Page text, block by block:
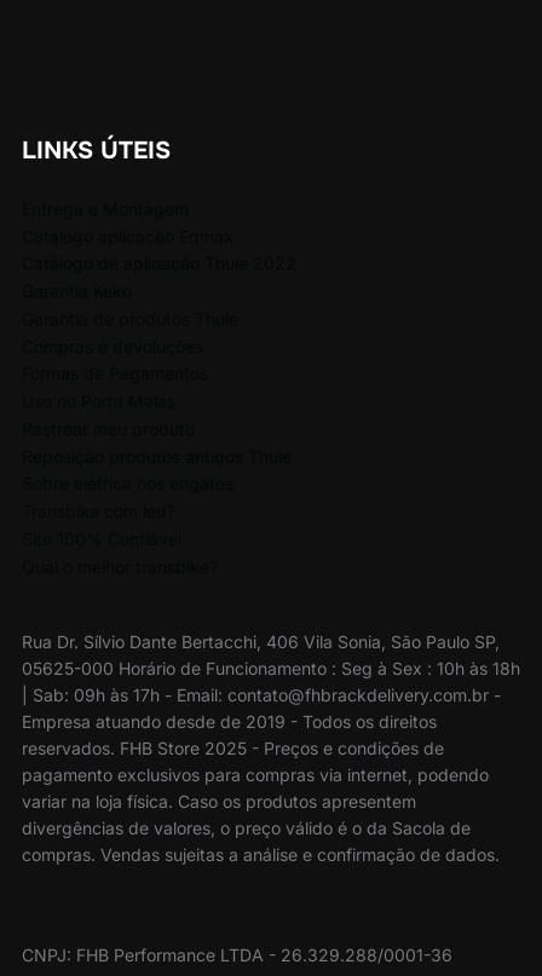
LINKS ÚTEIS
Rua Dr. Sílvio Dante Bertacchi, 406 Vila Sonia, São Paulo SP,
05625-000 Horário de Funcionamento : Seg à Sex : 10h às 18h
| Sab: 09h às 17h - Email: contato@fhbrackdelivery.com.br -
Empresa atuando desde de 2019 - Todos os direitos
reservados. FHB Store 2025 - Preços e condições de
pagamento exclusivos para compras via internet, podendo
variar na loja física. Caso os produtos apresentem
divergências de valores, o preço válido é o da Sacola de
compras. Vendas sujeitas a análise e confirmação de dados.
CNPJ: FHB Performance LTDA - 26.329.288/0001-36